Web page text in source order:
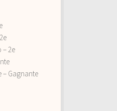
– 2e
– Gagnante